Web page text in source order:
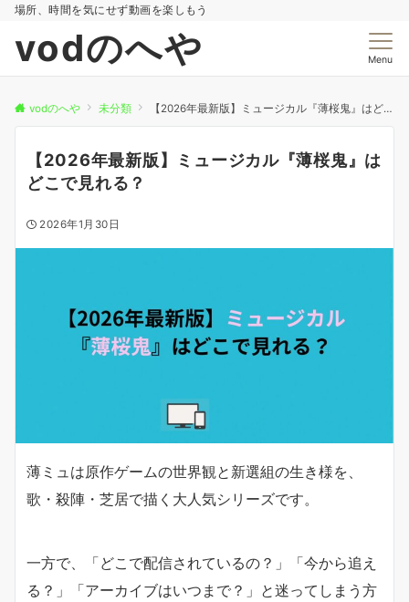
場所、時間を気にせず動画を楽しもう
vodのへや Menu
vodのへや 未分類 【2026年最新版】ミュージカル『薄桜鬼』はどこで見れる？
【2026年最新版】ミュージカル『薄桜鬼』は
どこで見れる？
2026年1月30日
薄ミュは原作ゲームの世界観と新選組の生き様を、
歌・殺陣・芝居で描く大人気シリーズです。
一方で、「どこで配信されているの？」「今から追え
る？」「アーカイブはいつまで？」と迷ってしまう方